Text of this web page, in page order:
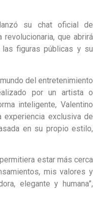
su chat oficial de
revolucionaria, que abrirá
las figuras públicas y su
del entretenimiento
por un artista o
inteligente, Valentino
exclusiva de
en su propio estilo,
estar más cerca
mis valores y
elegante y humana”,